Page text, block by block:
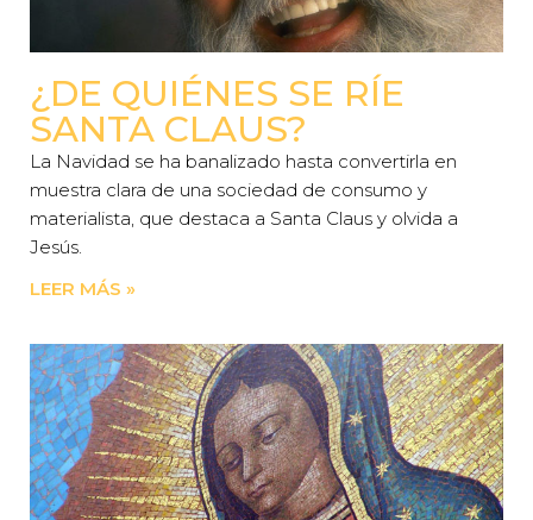
¿DE QUIÉNES SE RÍE
SANTA CLAUS?
La Navidad se ha banalizado hasta convertirla en
muestra clara de una sociedad de consumo y
materialista, que destaca a Santa Claus y olvida a
Jesús.
LEER MÁS »